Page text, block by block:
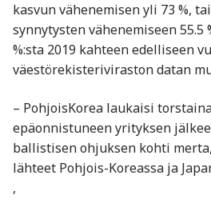
kasvun vähenemisen yli 73 %,
synnytysten vähenemiseen 55.5
%:sta 2019 kahteen edelliseen
väestörekisteriviraston datan
– PohjoisKorea laukaisi
epäonnistuneen yrityksen
ballistisen ohjuksen kohti
lähteet Pohjois-Koreassa ja
,